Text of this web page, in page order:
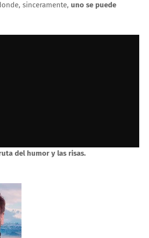
sinceramente, uno se puede
del humor y las risas.